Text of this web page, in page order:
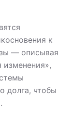
к
— описывая
долга, чтобы